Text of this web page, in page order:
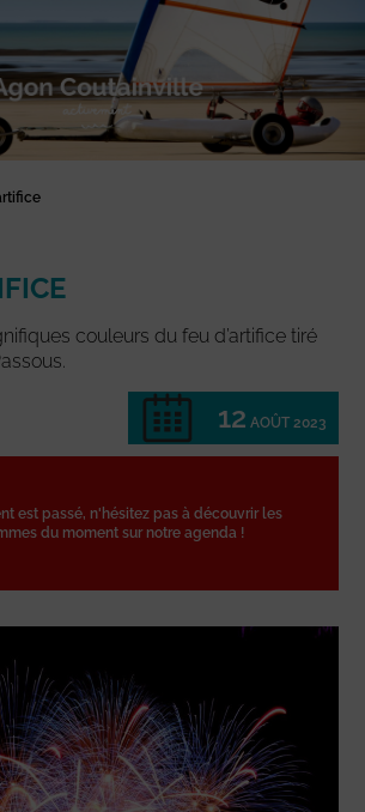
couleurs du feu d’artifice tiré
12 AOÛT 2023
est passé, n'hésitez pas à découvrir les
du moment sur notre agenda !